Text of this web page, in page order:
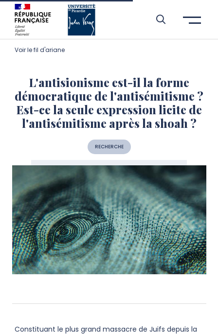
Aller à l’entête de page
Aller au menu principale
Aller au contenu principal
Aller à la recherche
Passer aux cookies
Aller au pied de page
Voir le fil d'ariane
L'antisionisme est-il la forme
démocratique de l'antisémitisme ?
Est-ce la seule expression licite de
l'antisémitisme après la shoah ?
RECHERCHE
Constituant le plus grand massacre de Juifs depuis la